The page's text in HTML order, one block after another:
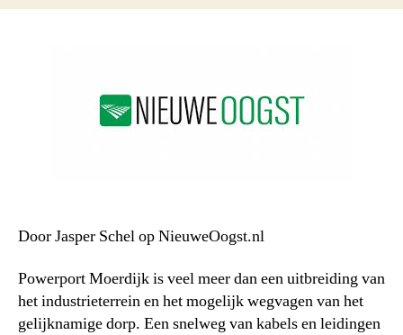
Door Jasper Schel op NieuweOogst.nl
Powerport Moerdijk is veel meer dan een uitbreiding van
het industrieterrein en het mogelijk wegvagen van het
gelijknamige dorp. Een snelweg van kabels en leidingen